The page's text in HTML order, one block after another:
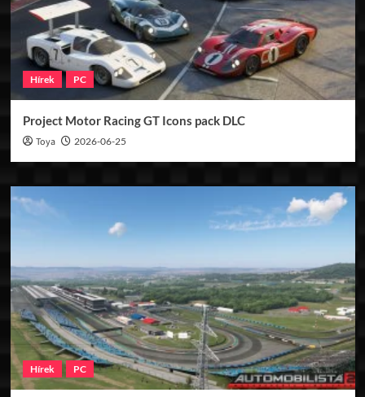
Hírek PC
Project Motor Racing GT Icons pack DLC
Toya 2026-06-25
Hírek PC